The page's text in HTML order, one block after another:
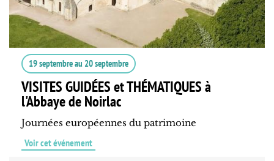
19 septembreau 20 septembre
VISITES GUIDÉES et THÉMATIQUES à
l'Abbaye de Noirlac
Journées européennes du patrimoine
Voir cet événement